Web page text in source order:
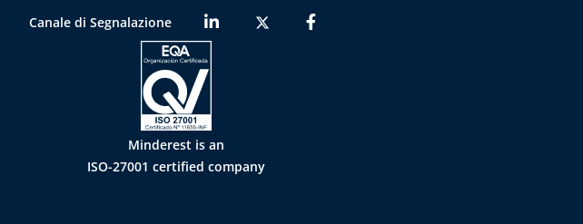
Canale di Segnalazione
Minderest is an
ISO-27001 certified company